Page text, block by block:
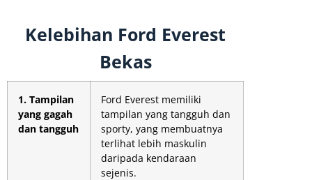
Kelebihan Ford Everest
Bekas
1. Tampilan
yang gagah
dan tangguh
Ford Everest memiliki
tampilan yang tangguh dan
sporty, yang membuatnya
terlihat lebih maskulin
daripada kendaraan
sejenis.